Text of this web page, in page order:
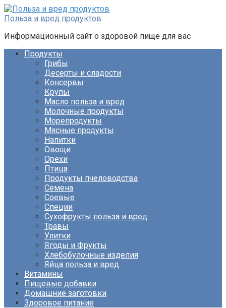
Перейти
к
Польза и вред продуктов
Информационный сайт о здоровой пище для вас
Продукты
Грибы
Десерты и сладости
Консервы
Крупы
Масло польза и вред
Молочные продукты
Морепродукты
Мясные продукты
Напитки
Овощи
Орехи
Птица
Продукты пчеловодства
Семена
Соевые
Специи
Сухофрукты польза и вред
Травы
Улитки
Ягоды и Фрукты
Хлебобулочные изделия
Яйца польза и вред
Витамины
Пищевые добавки
Домашние заготовки
Здоровое питание